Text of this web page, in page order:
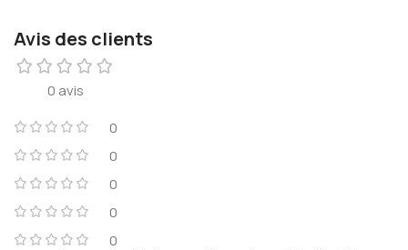
Avis des clients
0 avis
0
0
0
0
0